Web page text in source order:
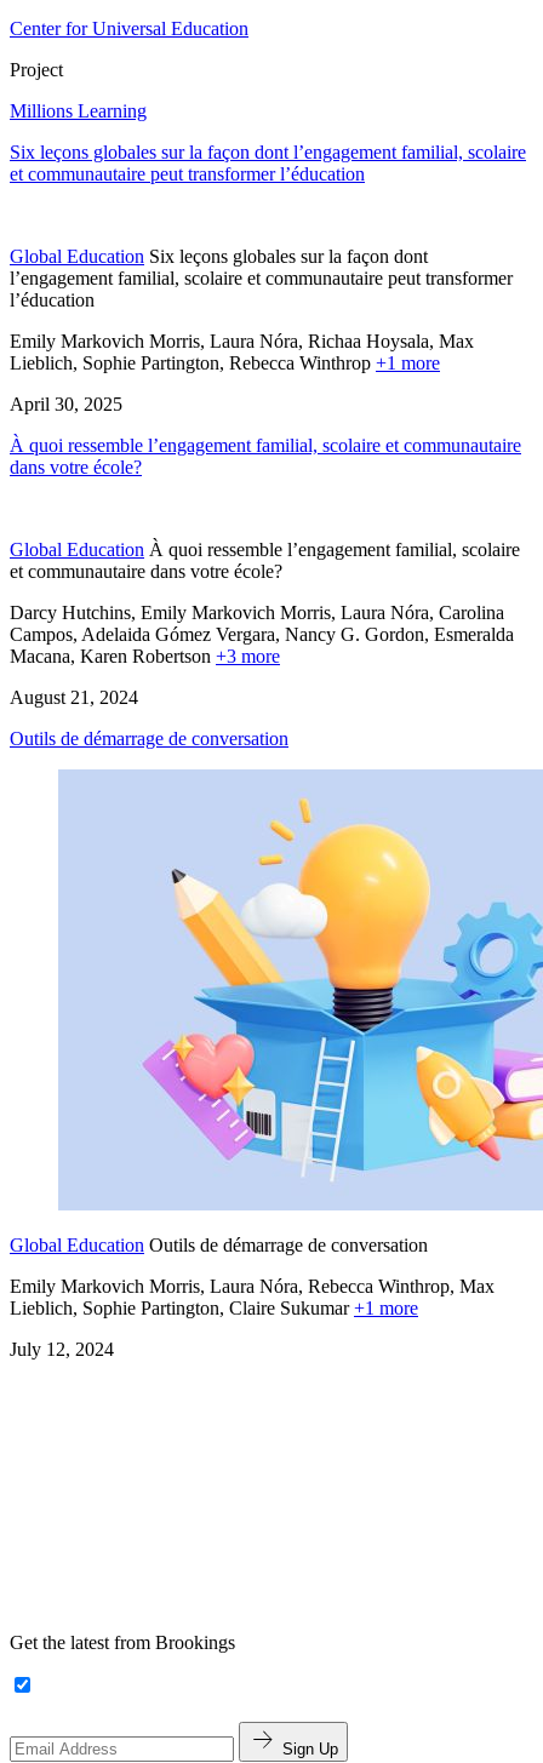
Center for Universal Education
Project
Millions Learning
Six leçons globales sur la façon dont l’engagement familial, scolaire
et communautaire peut transformer l’éducation
Global Education Six leçons globales sur la façon dont
l’engagement familial, scolaire et communautaire peut transformer
l’éducation
Emily Markovich Morris, Laura Nóra, Richaa Hoysala, Max
Lieblich, Sophie Partington, Rebecca Winthrop +1 more
April 30, 2025
À quoi ressemble l’engagement familial, scolaire et communautaire
dans votre école?
Global Education À quoi ressemble l’engagement familial, scolaire
et communautaire dans votre école?
Darcy Hutchins, Emily Markovich Morris, Laura Nóra, Carolina
Campos, Adelaida Gómez Vergara, Nancy G. Gordon, Esmeralda
Macana, Karen Robertson +3 more
August 21, 2024
Outils de démarrage de conversation
Global Education Outils de démarrage de conversation
Emily Markovich Morris, Laura Nóra, Rebecca Winthrop, Max
Lieblich, Sophie Partington, Claire Sukumar +1 more
July 12, 2024
Get the latest from Brookings
Sign Up